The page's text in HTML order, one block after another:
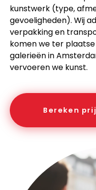
kunstwerk (type,
gevoeligheden). Wij
verpakking en
komen we ter
galerieën in
vervoeren we kunst.
Bereken